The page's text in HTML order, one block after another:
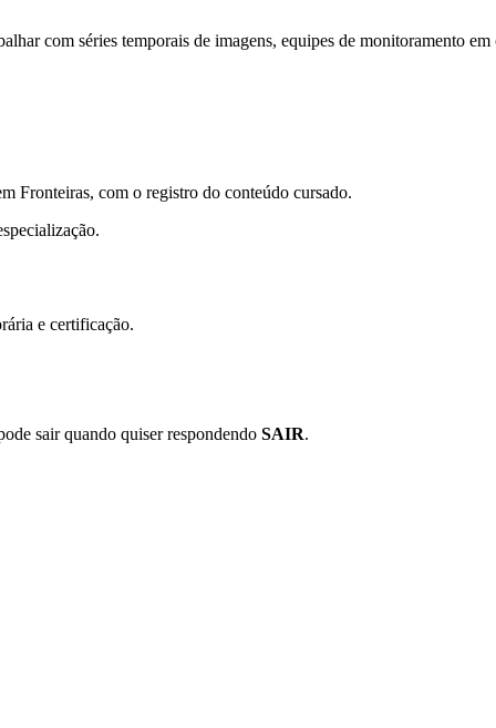
com séries temporais de imagens, equipes de monitoramento
Fronteiras, com o registro do conteúdo cursado.
e certificação.
sair quando quiser respondendo SAIR.